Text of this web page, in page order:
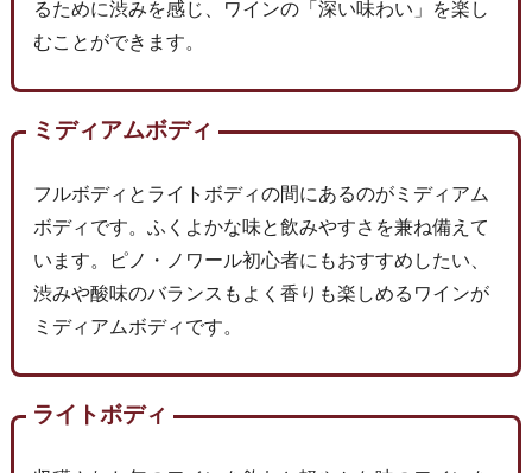
るために渋みを感じ、ワインの「深い味わい」を楽し
むことができます。
ミディアムボディ
フルボディとライトボディの間にあるのがミディアム
ボディです。ふくよかな味と飲みやすさを兼ね備えて
います。ピノ・ノワール初心者にもおすすめしたい、
渋みや酸味のバランスもよく香りも楽しめるワインが
ミディアムボディです。
ライトボディ